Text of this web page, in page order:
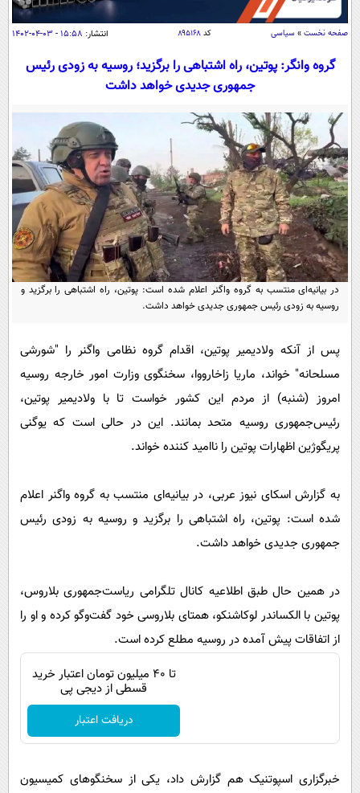
اقتصاد
اقتصادی
خودرو
جامعه
اجتماعی
حوادث
سلامت
یک برش دانایی
محیط زیست
سفر و تفریح
ورزشی
بین الملل
سیاست خارجی
فرهنگ و هنر
علم و دانش
فناوری و It
علمی
اخبار کریپتو
قرآن
گوناگون
سرگرمی
باشگاه مغز
مجله تصویری سلاح
فیلم
اقتصاد
ورزش
سرگرمی
فناوری
گوناگون
سلامت
حیات وحش
عصر ایران 2
خواندنی ها و دیدنی ها
روانشناسی
آشپزی
دانلود
آموزش زبان
صفحه نخست » سیاسی کد۸۹۵۱۶۸ انتشار: ۱۵:۵۸ - ۰۳-۰۴-۱۴۰۲
گروه وانگر: پوتین، راه اشتباهی را برگزید؛ روسیه به زودی رئیس
جمهوری جدیدی خواهد داشت
در بیانیه‌ای منتسب به گروه واگنر اعلام شده است: پوتین، راه اشتباهی را برگزید و
روسیه به زودی رئیس جمهوری جدیدی خواهد داشت.
پس از آنکه ولادیمیر پوتین، اقدام گروه نظامی واگنر را "شورشی
مسلحانه" خواند، ماریا زاخارووا، سخنگوی وزارت امور خارجه روسیه
امروز (شنبه) از مردم این کشور خواست تا با ولادیمیر پوتین،
رئیس‌جمهوری روسیه متحد بمانند. این در حالی است که یوگنی
پریگوژین اظهارات پوتین را ناامید کننده خواند.
به گزارش اسکای نیوز عربی، در بیانیه‌ای منتسب به گروه واگنر اعلام
شده است: پوتین، راه اشتباهی را برگزید و روسیه به زودی رئیس
جمهوری جدیدی خواهد داشت.
در همین حال طبق اطلاعیه کانال تلگرامی ریاست‌جمهوری بلاروس،
پوتین با الکساندر لوکاشنکو، همتای بلاروسی خود گفت‌وگو کرده و او را
از اتفاقات پیش آمده در روسیه مطلع کرده است.
تا ۴۰ میلیون تومان اعتبار خرید
قسطی از دیجی پی
دریافت اعتبار
خبرگزاری اسپوتنیک هم گزارش داد، یکی از سخنگوهای کمیسیون